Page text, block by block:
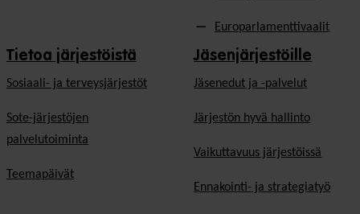
Europarlamenttivaalit
Tietoa järjestöistä
Sosiaali- ja terveysjärjestöt
Sote-järjestöjen
palvelutoiminta
Teemapäivät
Jäsenjärjestöille
Jäsen­edut ja -palvelut
Järjestön hyvä hallinto
Vaikuttavuus järjestöissä
Ennakointi- ja strategiatyö